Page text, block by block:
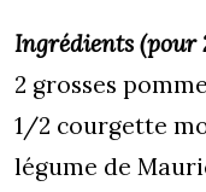
Ingrédients (pour
2 grosses
1/2 courgette
légume de